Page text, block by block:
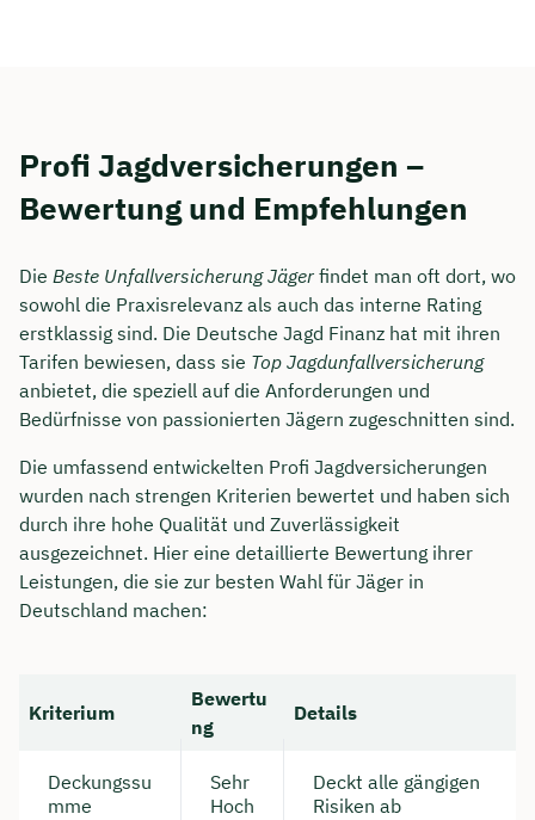
Profi Jagdversicherungen –
Bewertung und Empfehlungen
Die Beste Unfallversicherung Jäger findet man oft dort, wo
sowohl die Praxisrelevanz als auch das interne Rating
erstklassig sind. Die Deutsche Jagd Finanz hat mit ihren
Tarifen bewiesen, dass sie Top Jagdunfallversicherung
anbietet, die speziell auf die Anforderungen und
Bedürfnisse von passionierten Jägern zugeschnitten sind.
Die umfassend entwickelten Profi Jagdversicherungen
wurden nach strengen Kriterien bewertet und haben sich
durch ihre hohe Qualität und Zuverlässigkeit
ausgezeichnet. Hier eine detaillierte Bewertung ihrer
Leistungen, die sie zur besten Wahl für Jäger in
Deutschland machen:
Kriterium
Bewertu
ng
Details
Deckungssu
mme
Sehr
Hoch
Deckt alle gängigen
Risiken ab
🗓️ Wählen Sie jetzt Ihren Wunschtermin: